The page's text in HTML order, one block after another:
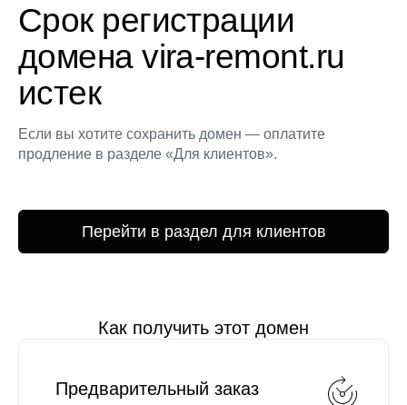
Срок регистрации
домена vira-remont.ru
истек
Если вы хотите сохранить домен — оплатите
продление в разделе «Для клиентов».
Перейти в раздел для клиентов
Как получить этот домен
Предварительный заказ